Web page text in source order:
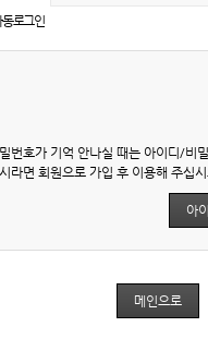
로그인
번호가 기억 안나실 때는 아이디/비
라면 회원으로 가입 후 이용해 주십시
아
메인으로